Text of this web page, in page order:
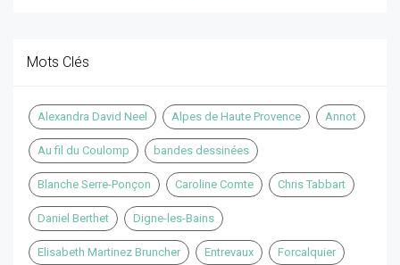
Mots Clés
Alexandra David Neel Alpes de Haute Provence Annot
Au fil du Coulomp bandes dessinées
Blanche Serre-Ponçon Caroline Comte Chris Tabbart
Daniel Berthet Digne-les-Bains
Elisabeth Martinez Bruncher Entrevaux Forcalquier